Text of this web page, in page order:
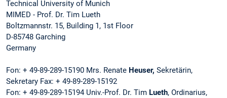
Technical University of Munich
MIMED - Prof. Dr. Tim Lueth
Boltzmannstr. 15, Building 1, 1st Floor
D-85748 Garching
Germany
Fon: + 49-89-289-15190 Mrs. Renate Heuser, Sekretärin,
Sekretary Fax: + 49-89-289-15192
Fon: + 49-89-289-15194 Univ.-Prof. Dr. Tim Lueth, Ordinarius,